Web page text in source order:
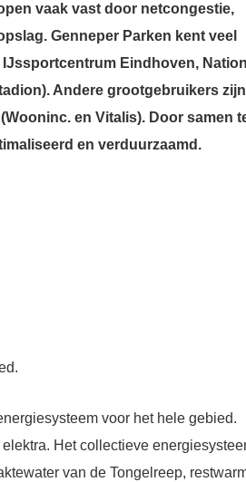
vaak vast door netcongestie,
Genneper Parken kent veel
Eindhoven,
Andere grootgebruikers
en Vitalis). Door samen
en verduurzaamd.
voor het hele gebied.
Het collectieve
van de Tongelreep,